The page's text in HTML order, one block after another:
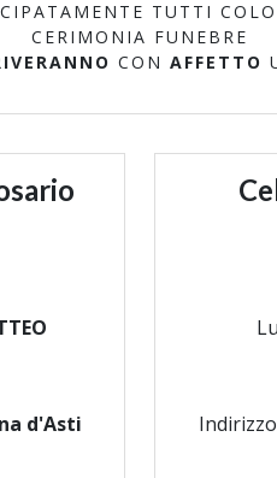
TUTTI
CERIMONIA FUNEBRE
CON AFFETTO
d'Asti